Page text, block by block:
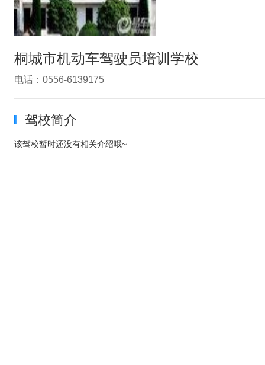
桐城市机动车驾驶员培训学校
电话：0556-6139175
驾校简介
该驾校暂时还没有相关介绍哦~